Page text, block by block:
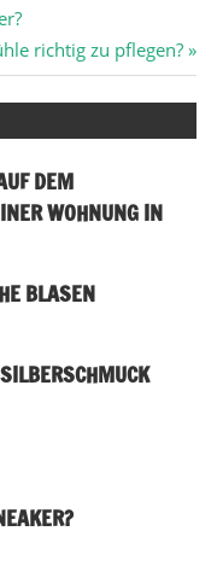
richtig zu pflegen?
DEM
WOHNUNG IN
BLASEN V